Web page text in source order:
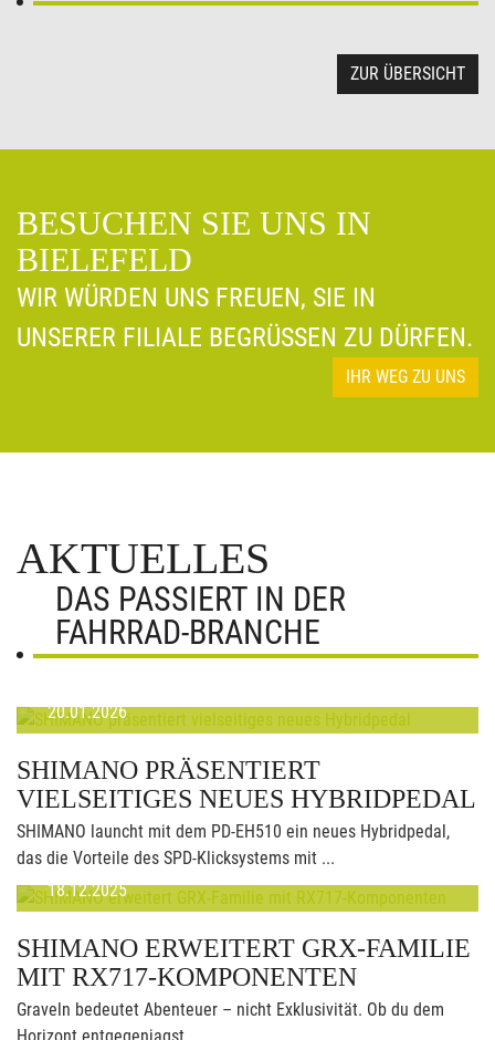
ZUR ÜBERSICHT
BESUCHEN SIE UNS IN
BIELEFELD
WIR WÜRDEN UNS FREUEN, SIE IN
UNSERER FILIALE BEGRÜSSEN ZU DÜRFEN.
IHR WEG ZU UNS
AKTUELLES
DAS PASSIERT IN DER
FAHRRAD-BRANCHE
20.01.2026
SHIMANO PRÄSENTIERT
VIELSEITIGES NEUES HYBRIDPEDAL
SHIMANO launcht mit dem PD-EH510 ein neues Hybridpedal,
das die Vorteile des SPD-Klicksystems mit ...
18.12.2025
SHIMANO ERWEITERT GRX-FAMILIE
MIT RX717-KOMPONENTEN
Graveln bedeutet Abenteuer – nicht Exklusivität. Ob du dem